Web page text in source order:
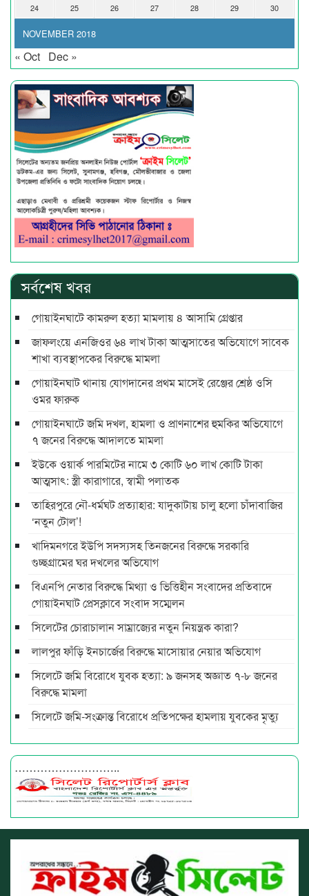
NOVEMBER 2018
24
25 26 27 28 29 30
« Oct Dec »
সর্বশেষ খবর
গোয়াইনঘাটে কামরুল হত্যা মামলায় ৪ আসামি গ্রেপ্তার
জাফলংয়ে এনজিওর ৬৪ লাখ টাকা আত্মসাতের অভিযোগে সাবেক
শাখা ব্যবস্থাপকের বিরুদ্ধে মামলা
গোয়াইনঘাট থানায় যোগদানের প্রথম মাসেই রেঞ্জের শ্রেষ্ঠ ওসি
ওমর ফারুক
গোয়াইনঘাটে জমি দখল, হামলা ও প্রাণনাশের হুমকির অভিযোগে
৭ জনের বিরুদ্ধে আদালতে মামলা
ইউকে ওয়ার্ক পারমিটের নামে ৩ কোটি ৬০ লাখ কোটি টাকা
আত্মসাৎ: স্ত্রী কারাগারে, স্বামী পলাতক
তাহিরপুরে নৌ-ধর্মঘট প্রত্যাহার: যাদুকাটায় চালু হলো চাঁদাবাজির
‘নতুন টোল’!
খাদিমনগরে ইউপি সদস্যসহ তিনজনের বিরুদ্ধে সরকারি
গুচ্ছগ্রামের ঘর দখলের অভিযোগ
বিএনপি নেতার বিরুদ্ধে মিথ্যা ও ভিত্তিহীন সংবাদের প্রতিবাদে
গোয়াইনঘাট প্রেসক্লাবে সংবাদ সম্মেলন
সিলেটের চোরাচালান সাম্রাজ্যের নতুন নিয়ন্ত্রক কারা?
লালপুর ফাঁড়ি ইনচার্জের বিরুদ্ধে মাসোয়ার নেয়ার অভিযোগ
সিলেটে জমি বিরোধে যুবক হত্যা: ৯ জনসহ অজ্ঞাত ৭-৮ জনের
বিরুদ্ধে মামলা
সিলেটে জমি-সংক্রান্ত বিরোধে প্রতিপক্ষের হামলায় যুবকের মৃত্যু
………………………..